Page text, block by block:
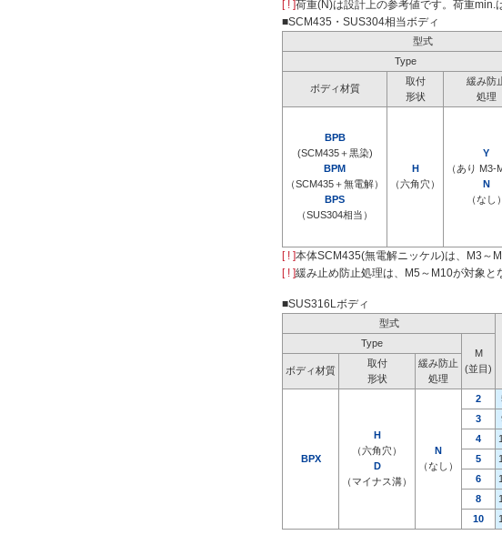
[ ! ]荷重(N)は設計上の参考値です。荷重
■SCM435・SUS304相当ボディ
型式
Type
ボディ材質
取付
形状
緩み防
処理
BPB
(SCM435＋黒染)
BPM
（SCM435＋無電解）
BPS
（SUS304相当）
H
（六角穴）
Y
（あり M3-
N
（なし）
[ ! ]本体SCM435(無電解ニッケル)は、M3～
[ ! ]緩み止め防止処理は、M5～M10が対象と
■SUS316Lボディ
型式
Type
M
(並目)
ボディ材質
取付
形状
緩み防止
処理
BPX
H
（六角穴）
D
（マイナス溝）
N
（なし）
2
3
4
5
6
8
10